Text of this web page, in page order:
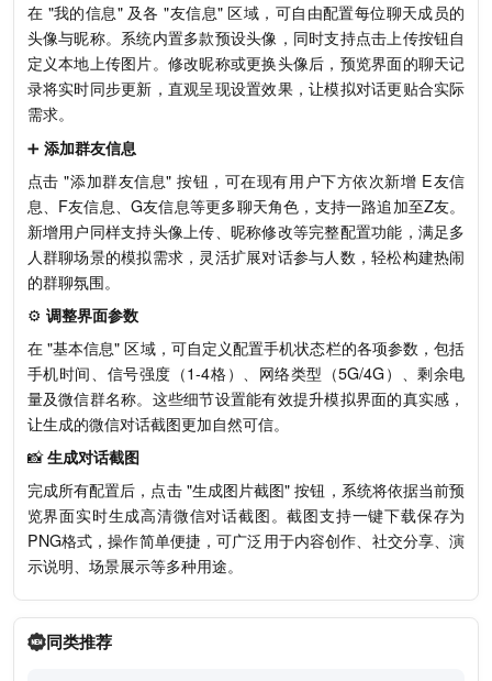
迈克尔杰克・僧
￣へ￣
借点钱
迈克尔杰克・僧
你好，我现在有事不在，一会
再和你练习
猪八戒
😅
沙悟净
上帝奖励，八戒快拿
在 "我的信息" 及各 "友信息" 区域，可自由配置每位聊天成员的
头像与昵称。系统内置多款预设头像，同时支持点击上传按钮自
定义本地上传图片。修改昵称或更换头像后，预览界面的聊天记
录将实时同步更新，直观呈现设置效果，让模拟对话更贴合实际
需求。
➕ 添加群友信息
点击 "添加群友信息" 按钮，可在现有用户下方依次新增 E友信
息、F友信息、G友信息等更多聊天角色，支持一路追加至Z友。
新增用户同样支持头像上传、昵称修改等完整配置功能，满足多
人群聊场景的模拟需求，灵活扩展对话参与人数，轻松构建热闹
的群聊氛围。
⚙️ 调整界面参数
在 "基本信息" 区域，可自定义配置手机状态栏的各项参数，包括
手机时间、信号强度（1-4格）、网络类型（5G/4G）、剩余电
量及微信群名称。这些细节设置能有效提升模拟界面的真实感，
让生成的微信对话截图更加自然可信。
📸生成对话截图
完成所有配置后，点击 "生成图片截图" 按钮，系统将依据当前预
览界面实时生成高清微信对话截图。截图支持一键下载保存为
PNG格式，操作简单便捷，可广泛用于内容创作、社交分享、演
示说明、场景展示等多种用途。
同类推荐